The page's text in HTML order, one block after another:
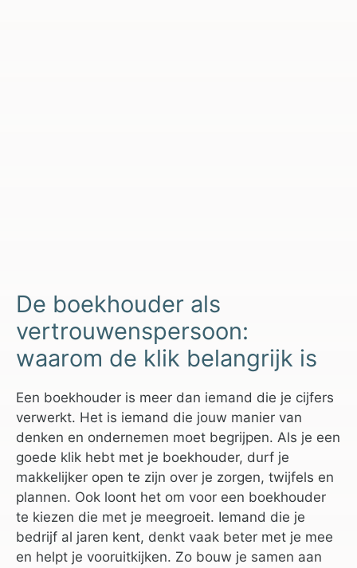
De boekhouder als
vertrouwenspersoon:
waarom de klik belangrijk is
Een boekhouder is meer dan iemand die je cijfers
verwerkt. Het is iemand die jouw manier van
denken en ondernemen moet begrijpen. Als je een
goede klik hebt met je boekhouder, durf je
makkelijker open te zijn over je zorgen, twijfels en
plannen. Ook loont het om voor een boekhouder
te kiezen die met je meegroeit. Iemand die je
bedrijf al jaren kent, denkt vaak beter met je mee
en helpt je vooruitkijken. Zo bouw je samen aan